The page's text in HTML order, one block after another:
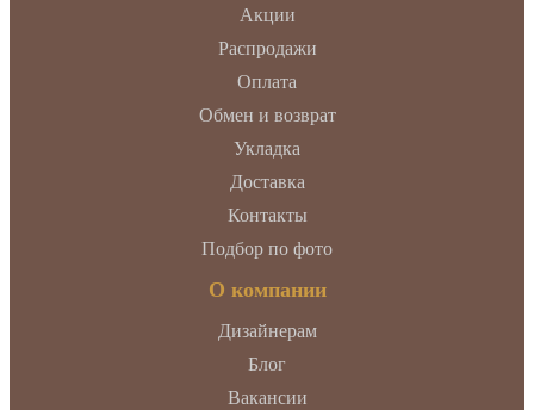
Акции
Распродажи
Оплата
Обмен и возврат
Укладка
Доставка
Контакты
Подбор по фото
О компании
Дизайнерам
Блог
Вакансии